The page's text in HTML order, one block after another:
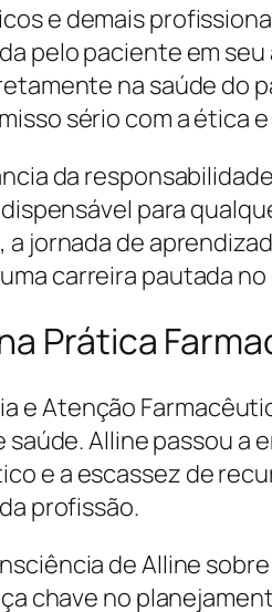
e demais
pelo paciente em
na saúde do
sério com a ética
da
para
jornada de
carreira pautada
Prática
e Atenção
Alline passou
e a escassez de
profissão.
de Alline
chave no